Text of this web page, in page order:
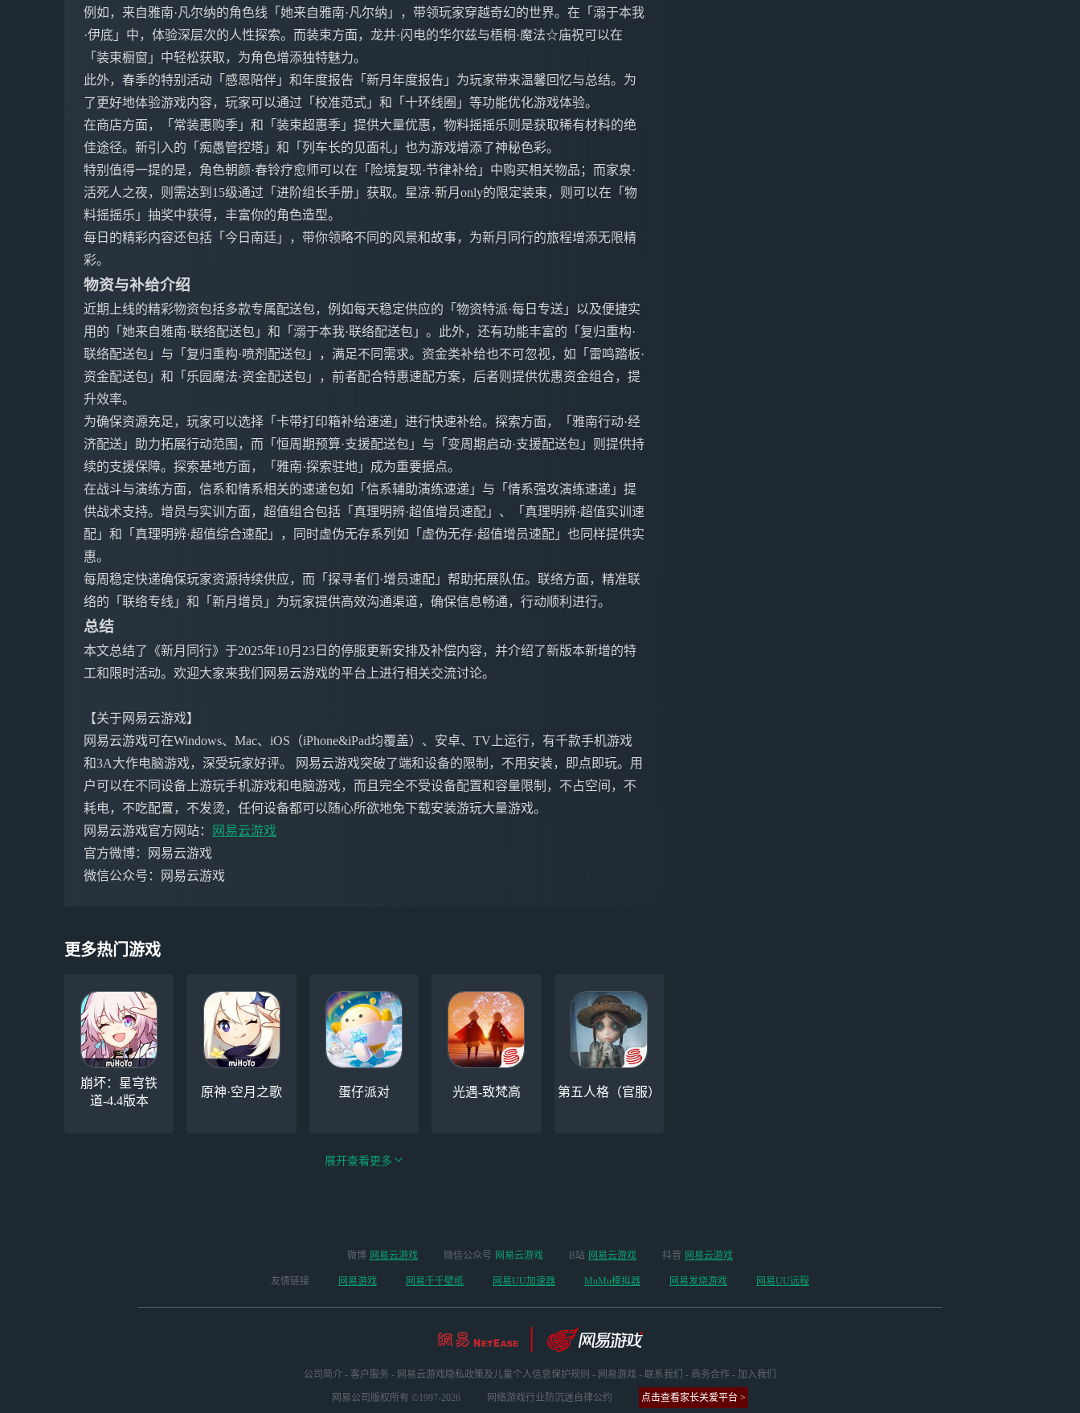
例如，来自雅南·凡尔纳的角色线「她来自雅南·凡尔纳」，带领玩家穿越奇幻的世界。在「溺于本我
·伊底」中，体验深层次的人性探索。而装束方面，龙井·闪电的华尔兹与梧桐·魔法☆庙祝可以在
「装束橱窗」中轻松获取，为角色增添独特魅力。
此外，春季的特别活动「感恩陪伴」和年度报告「新月年度报告」为玩家带来温馨回忆与总结。为
了更好地体验游戏内容，玩家可以通过「校准范式」和「十环线圈」等功能优化游戏体验。
在商店方面，「常装惠购季」和「装束超惠季」提供大量优惠，物料摇摇乐则是获取稀有材料的绝
佳途径。新引入的「痴愚管控塔」和「列车长的见面礼」也为游戏增添了神秘色彩。
特别值得一提的是，角色朝颜·春铃疗愈师可以在「险境复现·节律补给」中购买相关物品；而家泉·
活死人之夜，则需达到15级通过「进阶组长手册」获取。星凉·新月only的限定装束，则可以在「物
料摇摇乐」抽奖中获得，丰富你的角色造型。
每日的精彩内容还包括「今日南廷」，带你领略不同的风景和故事，为新月同行的旅程增添无限精
彩。
物资与补给介绍
近期上线的精彩物资包括多款专属配送包，例如每天稳定供应的「物资特派·每日专送」以及便捷实
用的「她来自雅南·联络配送包」和「溺于本我·联络配送包」。此外，还有功能丰富的「复归重构·
联络配送包」与「复归重构·喷剂配送包」，满足不同需求。资金类补给也不可忽视，如「雷鸣踏板·
资金配送包」和「乐园魔法·资金配送包」，前者配合特惠速配方案，后者则提供优惠资金组合，提
升效率。
为确保资源充足，玩家可以选择「卡带打印箱补给速递」进行快速补给。探索方面，「雅南行动·经
济配送」助力拓展行动范围，而「恒周期预算·支援配送包」与「变周期启动·支援配送包」则提供持
续的支援保障。探索基地方面，「雅南·探索驻地」成为重要据点。
在战斗与演练方面，信系和情系相关的速递包如「信系辅助演练速递」与「情系强攻演练速递」提
供战术支持。增员与实训方面，超值组合包括「真理明辨·超值增员速配」、「真理明辨·超值实训速
配」和「真理明辨·超值综合速配」，同时虚伪无存系列如「虚伪无存·超值增员速配」也同样提供实
惠。
每周稳定快递确保玩家资源持续供应，而「探寻者们·增员速配」帮助拓展队伍。联络方面，精准联
络的「联络专线」和「新月增员」为玩家提供高效沟通渠道，确保信息畅通，行动顺利进行。
总结
本文总结了《新月同行》于2025年10月23日的停服更新安排及补偿内容，并介绍了新版本新增的特
工和限时活动。欢迎大家来我们网易云游戏的平台上进行相关交流讨论。
【关于网易云游戏】
网易云游戏可在Windows、Mac、iOS（iPhone&iPad均覆盖）、安卓、TV上运行，有千款手机游戏
和3A大作电脑游戏，深受玩家好评。 网易云游戏突破了端和设备的限制，不用安装，即点即玩。用
户可以在不同设备上游玩手机游戏和电脑游戏，而且完全不受设备配置和容量限制，不占空间，不
耗电，不吃配置，不发烫，任何设备都可以随心所欲地免下载安装游玩大量游戏。
网易云游戏官方网站：
网易云游戏
官方微博：网易云游戏
微信公众号：网易云游戏
更多热门游戏
崩坏：星穹铁
道-4.4版本
原神·空月之歌 蛋仔派对 光遇-致梵高 第五人格（官服）
逆水寒手游（全新
版本开启 ）
云手机 阴阳师
展开查看更多
微博 网易云游戏 微信公众号 网易云游戏 B站 网易云游戏 抖音 网易云游戏
友情链接 网易游戏 网易千千壁纸 网易UU加速器 MuMu模拟器 网易发烧游戏 网易UU远程
公司简介 - 客户服务 - 网易云游戏隐私政策及儿童个人信息保护规则 - 网易游戏 - 联系我们 - 商务合作 - 加入我们
网易公司版权所有 ©1997-2026 网络游戏行业防沉迷自律公约 点击查看家长关爱平台 >